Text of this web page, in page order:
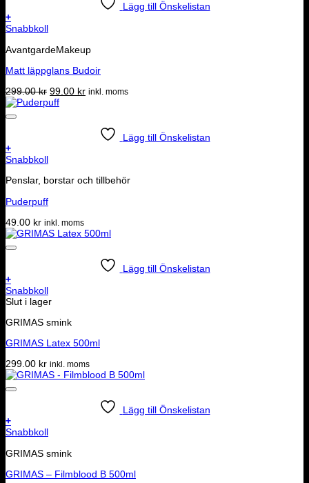
Lägg till Önskelistan
+
Snabbkoll
AvantgardeMakeup
Matt läppglans Budoir
299.00kr Det
ursprungliga
99.00 krDet
99.00 kr.
inkl. moms
Lägg till Önskelistan
+
Snabbkoll
Penslar, borstar och tillbehör
Puderpuff
49.00 kr inkl. moms
Lägg till Önskelistan
+
Snabbkoll
Slut i lager
GRIMAS smink
GRIMAS Latex 500ml
299.00 kr inkl. moms
Lägg till Önskelistan
+
Snabbkoll
GRIMAS smink
GRIMAS – Filmblood B 500ml